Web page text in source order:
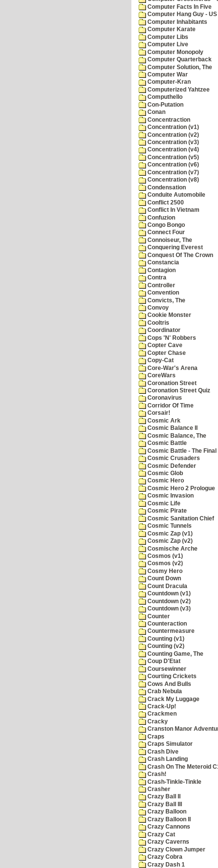
Computer Facts In Five
Computer Hang Guy -
Computer Inhabitants
Computer Karate
Computer Libs
Computer Live
Computer Monopoly
Computer Quarterback
Computer Solution, The
Computer War
Computer-Kran
Computerized Yahtzee
Computhello
Con-Putation
Conan
Concentraction
Concentration (v1)
Concentration (v2)
Concentration (v3)
Concentration (v4)
Concentration (v5)
Concentration (v6)
Concentration (v7)
Concentration (v8)
Condensation
Conduite Automobile
Conflict 2500
Conflict In Vietnam
Confuzion
Congo Bongo
Connect Four
Connoiseur, The
Conquering Everest
Conquest Of The Crown
Constancia
Contagion
Contra
Controller
Convention
Convicts, The
Convoy
Cookie Monster
Cooltris
Coordinator
Cops 'N' Robbers
Copter Cave
Copter Chase
Copy-Cat
Core-War's Arena
CoreWars
Coronation Street
Coronation Street Quiz
Coronavirus
Corridor Of Time
Corsair!
Cosmic Ark
Cosmic Balance II
Cosmic Balance, The
Cosmic Battle
Cosmic Battle - The
Cosmic Crusaders
Cosmic Defender
Cosmic Glob
Cosmic Hero
Cosmic Hero 2 Prologue
Cosmic Invasion
Cosmic Life
Cosmic Pirate
Cosmic Sanitation Chief
Cosmic Tunnels
Cosmic Zap (v1)
Cosmic Zap (v2)
Cosmische Arche
Cosmos (v1)
Cosmos (v2)
Cosmy Hero
Count Down
Count Dracula
Countdown (v1)
Countdown (v2)
Countdown (v3)
Counter
Counteraction
Countermeasure
Counting (v1)
Counting (v2)
Counting Game, The
Coup D'Etat
Coursewinner
Courting Crickets
Cows And Bulls
Crab Nebula
Crack My Luggage
Crack-Up!
Crackmen
Cracky
Cranston Manor
Craps
Craps Simulator
Crash Dive
Crash Landing
Crash On The Meteroid
Crash!
Crash-Tinkle-Tinkle
Crasher
Crazy Ball II
Crazy Ball III
Crazy Balloon
Crazy Balloon II
Crazy Cannons
Crazy Cat
Crazy Caverns
Crazy Clown Jumper
Crazy Cobra
Crazy Dash 1